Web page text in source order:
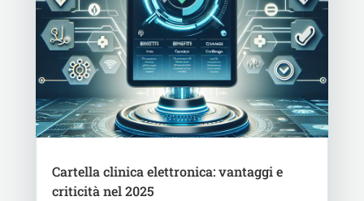
Cartella clinica elettronica: vantaggi e
criticità nel 2025